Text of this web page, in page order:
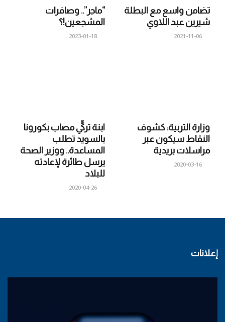
“ماجر”.. وصافرات
المشجعين!؟
2023-01-18
تضامن واسع مع البطلة
شيرين عبد اللاوي
2021-11-06
ابنة تركيٍّ مصاب بكورونا
بالسويد تطلب
المساعدة.. ووزير الصحة
يرسل طائرة لإعادته
للبلاد
2020-04-26
وزارة التربية: كشوف
النقاط سيكون عبر
مراسلات بريدية
2020-03-16
إعلانات